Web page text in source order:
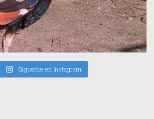
Sígueme en Instagram